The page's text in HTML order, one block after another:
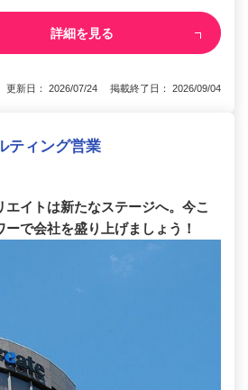
詳細を見る
更新日： 2026/07/24 掲載終了日： 2026/09/04
ティング営業
エイトは新たなステージへ。今こ
で会社を盛り上げましょう！